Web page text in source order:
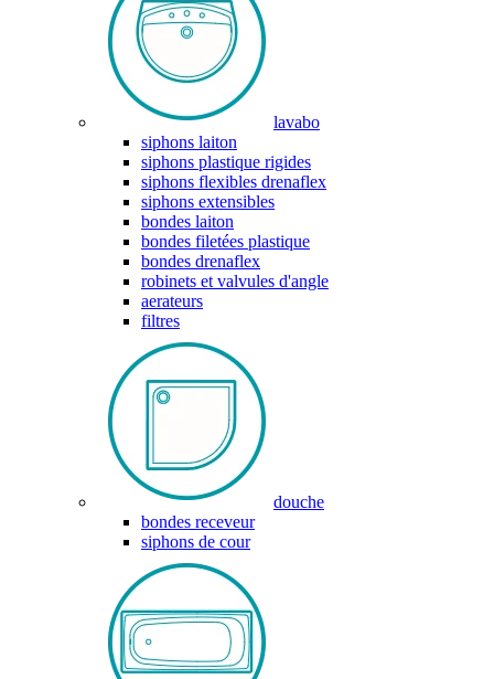
lavabo
siphons laiton
siphons plastique rigides
siphons flexibles drenaflex
siphons extensibles
bondes laiton
bondes filetées plastique
bondes drenaflex
robinets et valvules d'angle
aerateurs
filtres
douche
bondes receveur
siphons de cour